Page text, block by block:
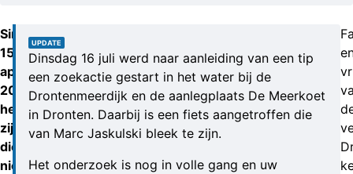
Sinds
15
april
2024
hebben
zijn
dierbaren
niets
UPDATE
Dinsdag 16 juli werd naar aanleiding van een tip
een zoekactie gestart in het water bij de
Drontenmeerdijk en de aanlegplaats De Meerkoet
in Dronten. Daarbij is een fiets aangetroffen die
van Marc Jaskulski bleek te zijn.
Het onderzoek is nog in volle gang en uw